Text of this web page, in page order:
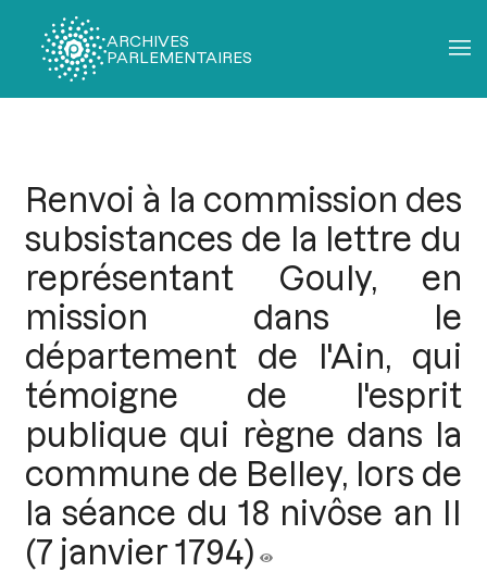
ARCHIVES
PARLEMENTAIRES
Renvoi à la commission des
subsistances de la lettre du
représentant Gouly, en
mission dans le
département de l'Ain, qui
témoigne de l'esprit
publique qui règne dans la
commune de Belley, lors de
la séance du 18 nivôse an II
(7 janvier 1794)